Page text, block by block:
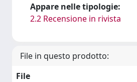
Appare nelle tipologie:
2.2 Recensione in rivista
File in questo prodotto:
File